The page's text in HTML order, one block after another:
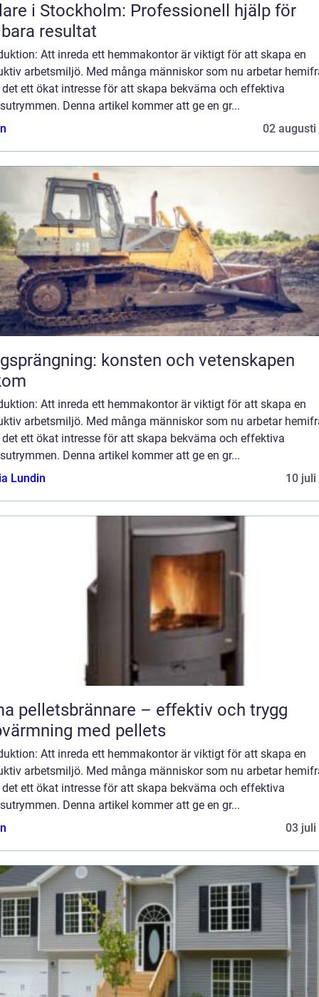
i Stockholm: Professionell hjälp för
resultat
Att inreda ett hemmakontor är viktigt för att skapa en
arbetsmiljö. Med många människor som nu arbetar
ett ökat intresse för att skapa bekväma och effektiva
Denna artikel kommer att ge en gr...
02 augusti
konsten och vetenskapen
Att inreda ett hemmakontor är viktigt för att skapa en
arbetsmiljö. Med många människor som nu arbetar
ett ökat intresse för att skapa bekväma och effektiva
Denna artikel kommer att ge en gr...
Lundin
10 juli
pelletsbrännare – effektiv och trygg
med pellets
Att inreda ett hemmakontor är viktigt för att skapa en
arbetsmiljö. Med många människor som nu arbetar
ett ökat intresse för att skapa bekväma och effektiva
Denna artikel kommer att ge en gr...
03 juli